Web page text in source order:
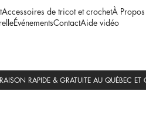
Accessoires de tricot et crochetÀ Propos
ÉvénementsContactAide vidéo